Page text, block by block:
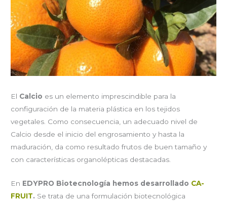
El Calcio es un elemento imprescindible para la
configuración de la materia plástica en los tejidos
vegetales. Como consecuencia, un adecuado nivel de
Calcio desde el inicio del engrosamiento y hasta la
maduración, da como resultado frutos de buen tamaño y
con características organolépticas destacadas.
En EDYPRO Biotecnología hemos desarrollado CA-
FRUIT. Se trata de una formulación biotecnológica